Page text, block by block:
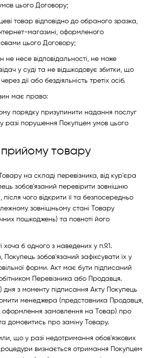
цього Договору;
товар відповідно до обраного зразка,
магазині, оформленого
цього Договору;
не несе відповідальності, не може
у суді та не відшкодовує збитки, що
дії або бездіяльність третіх осіб.
має право:
порядку призупинити надання послуг
разі порушення Покупцем умов цього
товару
на складі перевізника, від кур'єра
зобов'язаний перевірити зовнішню
після чого відкрити її та безпосередньо
зовнішньому стані Товару
пошкоджень) та повноті його
хоча б одного з наведених у п.9.1.
Покупець зобов'язаний зафіксувати їх у
форми. Акт має бути підписаний
Перевізника або Продавця.
дня з моменту підписання Акту Покупець
менеджера (представника Продавця,
оформлення замовлення на Товар) про
домовитись про заміну Товару.
що у разі недотримання обов'язкових
визнається отримання Покупцем